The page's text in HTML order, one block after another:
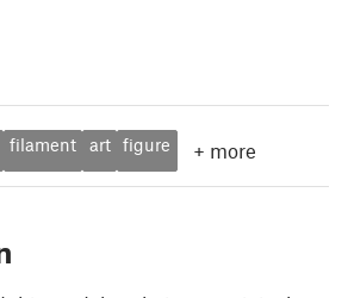
filament art figure + more